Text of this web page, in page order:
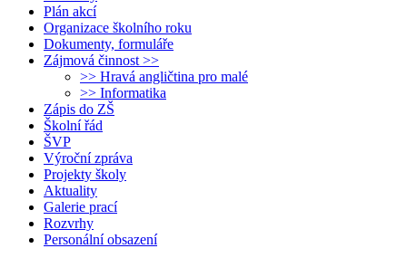
Plán akcí
Organizace školního roku
Dokumenty, formuláře
Zájmová činnost >>
>> Hravá angličtina pro malé
>> Informatika
Zápis do ZŠ
Školní řád
ŠVP
Výroční zpráva
Projekty školy
Aktuality
Galerie prací
Rozvrhy
Personální obsazení